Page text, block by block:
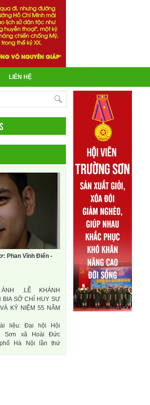
LIÊN HỆ
Phan Vĩnh Điển -
.LỄ KHÁNH
BIA SỞ CHỈ HUY SƯ
KỶ NIỆM 55 NĂM
liệu: Đại hội Hội
Sơn xã Hoài Đức
Hà Nội lần thứ